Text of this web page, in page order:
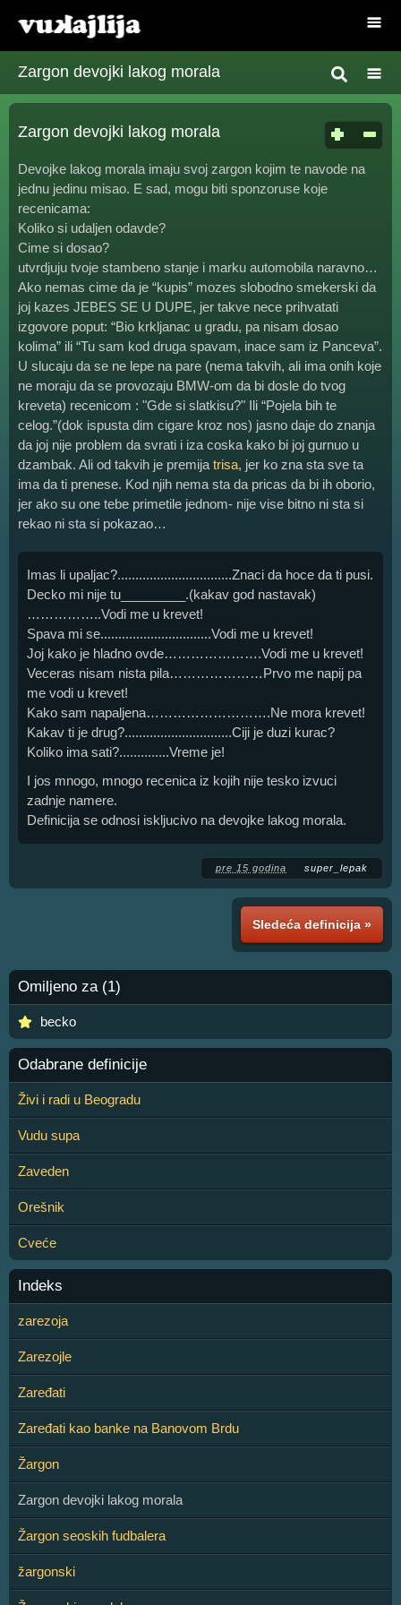
Zargon devojki lakog morala
Zargon devojki lakog morala
Devojke lakog morala imaju svoj zargon kojim te navode na
jednu jedinu misao. E sad, mogu biti sponzoruse koje
recenicama:
Koliko si udaljen odavde?
Cime si dosao?
utvrdjuju tvoje stambeno stanje i marku automobila naravno…
Ako nemas cime da je “kupis” mozes slobodno smekerski da
joj kazes JEBES SE U DUPE, jer takve nece prihvatati
izgovore poput: “Bio krkljanac u gradu, pa nisam dosao
kolima” ili “Tu sam kod druga spavam, inace sam iz Panceva”.
U slucaju da se ne lepe na pare (nema takvih, ali ima onih koje
ne moraju da se provozaju BMW-om da bi dosle do tvog
kreveta) recenicom : "Gde si slatkisu?" Ili “Pojela bih te
celog.”(dok ispusta dim cigare kroz nos) jasno daje do znanja
da joj nije problem da svrati i iza coska kako bi joj gurnuo u
dzambak. Ali od takvih je premija trisa, jer ko zna sta sve ta
ima da ti prenese. Kod njih nema sta da pricas da bi ih oborio,
jer ako su one tebe primetile jednom- nije vise bitno ni sta si
rekao ni sta si pokazao…
Imas li upaljac?................................Znaci da hoce da ti pusi.
Decko mi nije tu_________.(kakav god nastavak)
……………..Vodi me u krevet!
Spava mi se...............................Vodi me u krevet!
Joj kako je hladno ovde………………….Vodi me u krevet!
Veceras nisam nista pila…………………Prvo me napij pa
me vodi u krevet!
Kako sam napaljena……………………….Ne mora krevet!
Kakav ti je drug?..............................Ciji je duzi kurac?
Koliko ima sati?..............Vreme je!
I jos mnogo, mnogo recenica iz kojih nije tesko izvuci
zadnje namere.
Definicija se odnosi iskljucivo na devojke lakog morala.
pre 15 godina super_lepak
Sledeća definicija »
Omiljeno za (1)
becko
Odabrane definicije
Živi i radi u Beogradu
Vudu supa
Zaveden
Orešnik
Cveće
Indeks
zarezoja
Zarezojle
Zaređati
Zaređati kao banke na Banovom Brdu
Žargon
Zargon devojki lakog morala
Žargon seoskih fudbalera
žargonski